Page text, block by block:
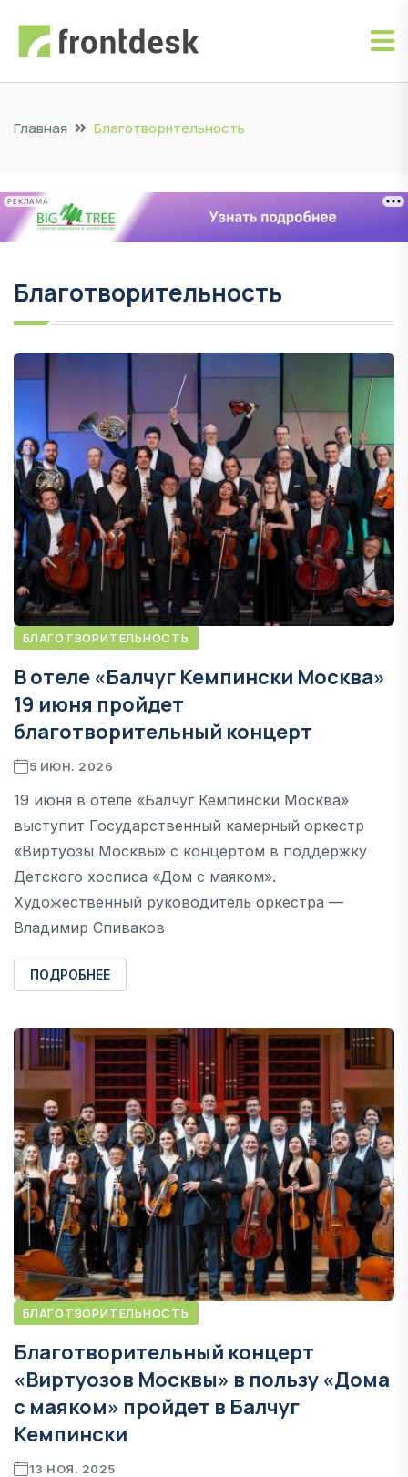
Главная Благотворительность
РЕКЛАМА
Благотворительность
БЛАГОТВОРИТЕЛЬНОСТЬ
В отеле «Балчуг Кемпински Москва»
19 июня пройдет
благотворительный концерт
5 ИЮН. 2026
19 июня в отеле «Балчуг Кемпински Москва»
выступит Государственный камерный оркестр
«Виртуозы Москвы» с концертом в поддержку
Детского хосписа «Дом с маяком».
Художественный руководитель оркестра —
Владимир Спиваков
ПОДРОБНЕЕ
БЛАГОТВОРИТЕЛЬНОСТЬ
Благотворительный концерт
«Виртуозов Москвы» в пользу «Дома
с маяком» пройдет в Балчуг
Кемпински
13 НОЯ. 2025